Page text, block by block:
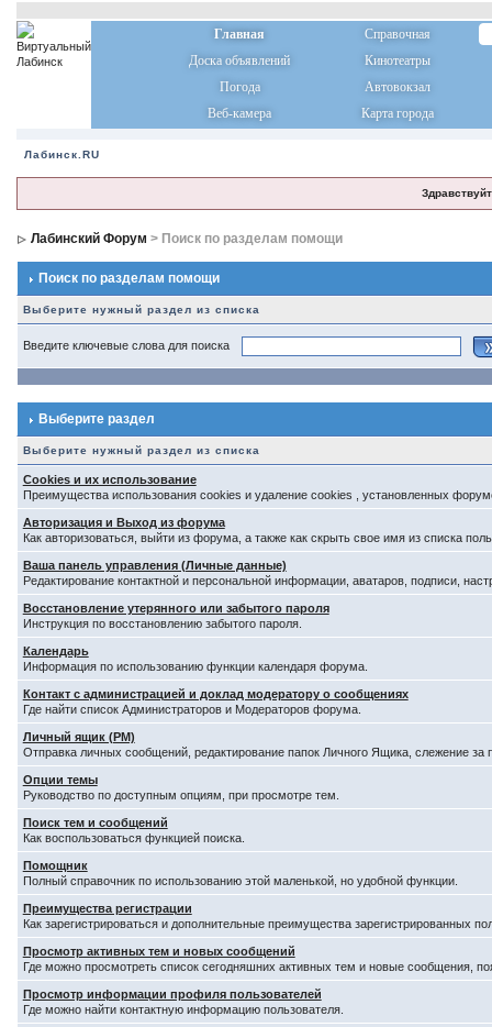
Главная
Справочная
Доска объявлений
Кинотеатры
Погода
Автовокзал
Веб-камера
Карта города
Лабинск.RU
Лабинский Форум > Поиск по разделам помощи
Поиск по разделам помощи
Выберите нужный раздел из списка
Введите ключевые слова для поиска
Выберите раздел
Выберите нужный раздел из списка
Cookies и их использование
Преимущества использования cookies и удаление cookies , установленных
Авторизация и Выход из форума
Как авторизоваться, выйти из форума, а также как скрыть свое имя из списка
Ваша панель управления (Личные данные)
Редактирование контактной и персональной информации, аватаров, подписи,
Восстановление утерянного или забытого пароля
Инструкция по восстановлению забытого пароля.
Календарь
Информация по использованию функции календаря форума.
Контакт с администрацией и доклад модератору о сообщениях
Где найти список Администраторов и Модераторов форума.
Личный ящик (PM)
Отправка личных сообщений, редактирование папок Личного Ящика, слежение
Опции темы
Руководство по доступным опциям, при просмотре тем.
Поиск тем и сообщений
Как воспользоваться функцией поиска.
Помощник
Полный справочник по использованию этой маленькой, но удобной функции.
Преимущества регистрации
Как зарегистрироваться и дополнительные преимущества зарегистрированных
Просмотр активных тем и новых сообщений
Где можно просмотреть список сегодняшних активных тем и новые сообщения,
Просмотр информации профиля пользователей
Где можно найти контактную информацию пользователя.